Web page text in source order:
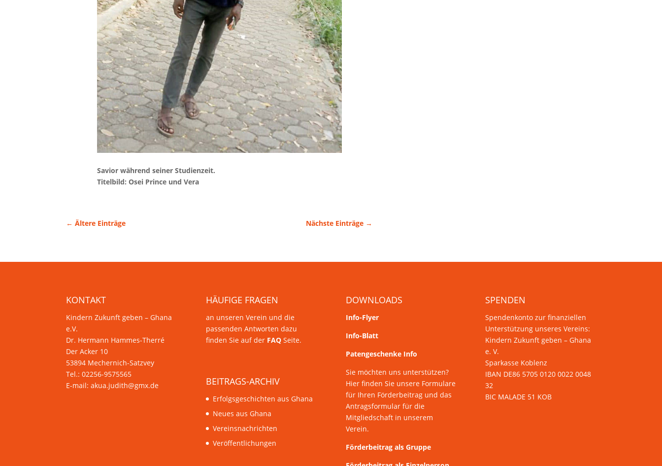
Savior während seiner Studienzeit.
Titelbild: Osei Prince und Vera
←Ältere Einträge Nächste Einträge→
KONTAKT
Kindern Zukunft geben – Ghana
e.V.
Dr. Hermann Hammes-Therré
Der Acker 10
53894 Mechernich-Satzvey
Tel.: 02256-9575565
E-mail:akua.judith@gmx.de
HÄUFIGE FRAGEN
an unseren Verein und die
passenden Antworten dazu
finden Sie auf der FAQSeite.
BEITRAGS-ARCHIV
Erfolgsgeschichten aus Ghana
Neues aus Ghana
Vereinsnachrichten
Veröffentlichungen
DOWNLOADS
Info-Flyer
Info-Blatt
Patengeschenke Info
Sie möchten uns unterstützen?
Hier finden Sie unsere Formulare
für Ihren Förderbeitrag und das
Antragsformular für die
Mitgliedschaft in unserem
Verein.
Förderbeitrag als Gruppe
SPENDEN
Spendenkonto zur finanziellen
Unterstützung unseres Vereins:
Kindern Zukunft geben – Ghana
e. V.
Sparkasse Koblenz
IBAN DE86 5705 0120 0022 0048
32
BIC MALADE 51 KOB